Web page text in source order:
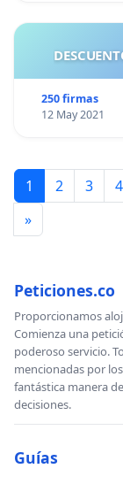
250 firmas
12 May 2021
1 2 3 4
»
Peticiones.co
Proporcionamos
Comienza una
poderoso servicio.
mencionadas por
fantástica manera
decisiones.
Guías